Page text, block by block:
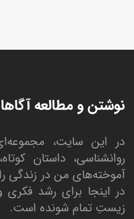
نوشتن و مطالعه
در این سایت،
روانشناسی، داستان
آموخته‌های من در زندگی
در اینجا برای رشد
زیستِ تمام شونده است.